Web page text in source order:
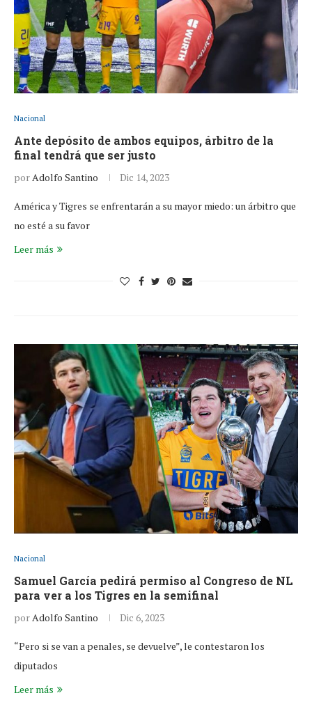
Nacional
Ante depósito de ambos equipos, árbitro de la
final tendrá que ser justo
porAdolfo Santino Dic 14, 2023
América y Tigres se enfrentarán a su mayor miedo: un árbitro que
no esté a su favor
Leer más
Nacional
Samuel García pedirá permiso al Congreso de NL
para ver a los Tigres en la semifinal
porAdolfo Santino Dic 6, 2023
“Pero si se van a penales, se devuelve”, le contestaron los
diputados
Leer más